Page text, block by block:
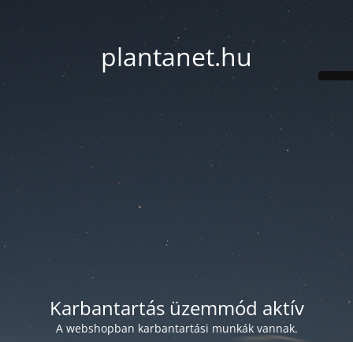
plantanet.hu
Karbantartás üzemmód aktív
A webshopban karbantartási munkák vannak.